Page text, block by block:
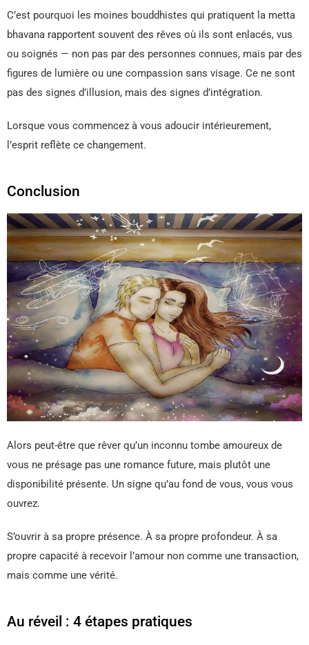
C’est pourquoi les moines bouddhistes qui pratiquent la metta
bhavana rapportent souvent des rêves où ils sont enlacés, vus
ou soignés — non pas par des personnes connues, mais par des
figures de lumière ou une compassion sans visage. Ce ne sont
pas des signes d’illusion, mais des signes d’intégration.
Lorsque vous commencez à vous adoucir intérieurement,
l’esprit reflète ce changement.
Conclusion
Alors peut-être que rêver qu’un inconnu tombe amoureux de
vous ne présage pas une romance future, mais plutôt une
disponibilité présente. Un signe qu’au fond de vous, vous vous
ouvrez.
S’ouvrir à sa propre présence. À sa propre profondeur. À sa
propre capacité à recevoir l’amour non comme une transaction,
mais comme une vérité.
Au réveil : 4 étapes pratiques